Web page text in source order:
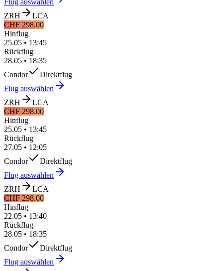
Flug auswählen
ZRH
LCA
CHF 298.00
Hinflug
25.05 • 13:45
Rückflug
28.05 • 18:35
Condor
Direktflug
Flug auswählen
ZRH
LCA
CHF 298.00
Hinflug
25.05 • 13:45
Rückflug
27.05 • 12:05
Condor
Direktflug
Flug auswählen
ZRH
LCA
CHF 298.00
Hinflug
22.05 • 13:40
Rückflug
28.05 • 18:35
Condor
Direktflug
Flug auswählen